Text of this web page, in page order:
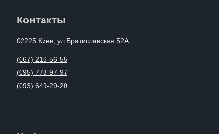
Контакты
02225 Киев, ул.Братиславская 52А
(067) 216-56-55
(095) 773-97-97
(093) 649-29-20